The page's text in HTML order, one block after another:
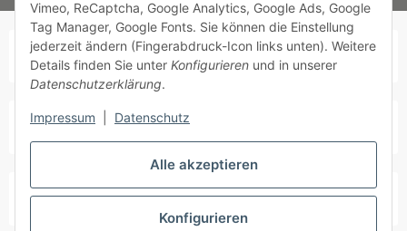
Alle akzeptieren
Konfigurieren
Vimeo, ReCaptcha, Google Analytics, Google Ads, Google
Tag Manager, Google Fonts. Sie können die Einstellung
jederzeit ändern (Fingerabdruck-Icon links unten). Weitere
Details finden Sie unter Konfigurieren und in unserer
Datenschutzerklärung.
Impressum Datenschutz